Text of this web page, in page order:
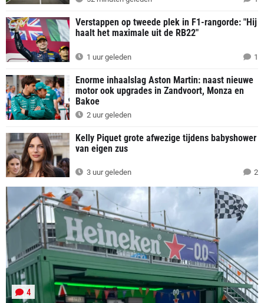
Verstappen op tweede plek in F1-rangorde: "Hij
haalt het maximale uit de RB22"
1 uur geleden 1
Enorme inhaalslag Aston Martin: naast nieuwe
motor ook upgrades in Zandvoort, Monza en
Bakoe
2 uur geleden
Kelly Piquet grote afwezige tijdens babyshower
van eigen zus
3 uur geleden 2
4